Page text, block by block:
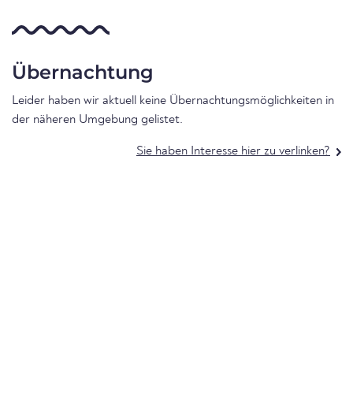
Übernachtung
Leider haben wir aktuell keine Übernachtungsmöglichkeiten in
der näheren Umgebung gelistet.
Sie haben Interesse hier zu verlinken?